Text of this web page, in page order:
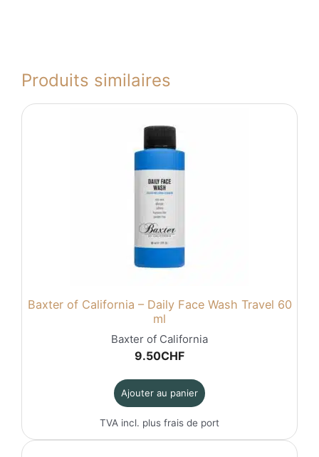
Produits similaires
Baxter of California – Daily Face Wash Travel 60
ml
Baxter of California
9.50CHF
Ajouter au panier
TVA incl. plus frais de port